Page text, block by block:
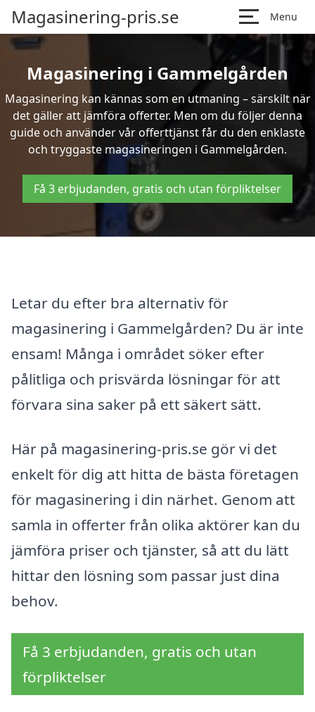
Magasinering-pris.se Menu
Magasinering i Gammelgården
Magasinering kan kännas som en utmaning – särskilt när
det gäller att jämföra offerter. Men om du följer denna
guide och använder vår offerttjänst får du den enklaste
och tryggaste magasineringen i Gammelgården.
Få 3 erbjudanden, gratis och utan förpliktelser
Letar du efter bra alternativ för
magasinering i Gammelgården? Du är inte
ensam! Många i området söker efter
pålitliga och prisvärda lösningar för att
förvara sina saker på ett säkert sätt.
Här på magasinering-pris.se gör vi det
enkelt för dig att hitta de bästa företagen
för magasinering i din närhet. Genom att
samla in offerter från olika aktörer kan du
jämföra priser och tjänster, så att du lätt
hittar den lösning som passar just dina
behov.
Få 3 erbjudanden, gratis och utan
förpliktelser